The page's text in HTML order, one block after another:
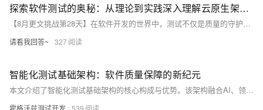
探索软件测试的奥秘：从理论到实践深入理解云原生架构：从基础到实践
【8月更文挑战第28天】在软件开发的世界中，测试不仅是质量的守护者，也是创新的催化剂。本文将带你穿越软件测试的迷宫，从基础概念到高级策略，揭示如何通过测试提升软件质量和用户体验。我们将一起解码测试的核心原则，探索自动化测试的魅力，并学习如何设计有效的测试案例。无论你是测试新手还是资深开发者，这篇文章都将为你提供宝贵的见解和实用的技巧，让你在软件测试的道路上更加从容不迫。 【8月更文挑战第28天】本文旨在为读者揭示云原生技术的核心概念、优势以及如何在实际项目中应用。通过深入浅出的方式，我们将探索云原生的多个方面，包括容器化、微服务架构、持续集成和持续部署（CI/CD）、以及如何利用Kubern
请看我回答~ 327
智能化测试基础架构：软件质量保障的新纪元
本文介绍了智能化测试基础架构的核心构成与优势。该架构融合AI、领域工程与自动化技术，包含智能测试平台、测试智能体、赋能引擎和自动化工具链四部分，能自动生成用例、调度执行、分析结果，显著提升测试效率与覆盖率。其核心优势在于实现专家经验规模化、质量前移和快速适应业务变化，助力企业构建新一代质量保障体系。建议从构建知识图谱和试点关键领域智能体起步，逐步推进测试智能化转型。
霍格沃兹测试开发 539